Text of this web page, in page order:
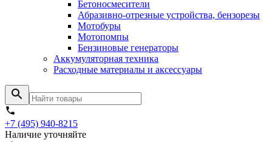
Бетоносмесители
Абразивно-отрезные устройства, бензорезы
Мотобуры
Мотопомпы
Бензиновые генераторы
Аккумуляторная техника
Расходные материалы и аксессуары
+7 (495) 940-8215
Наличие уточняйте